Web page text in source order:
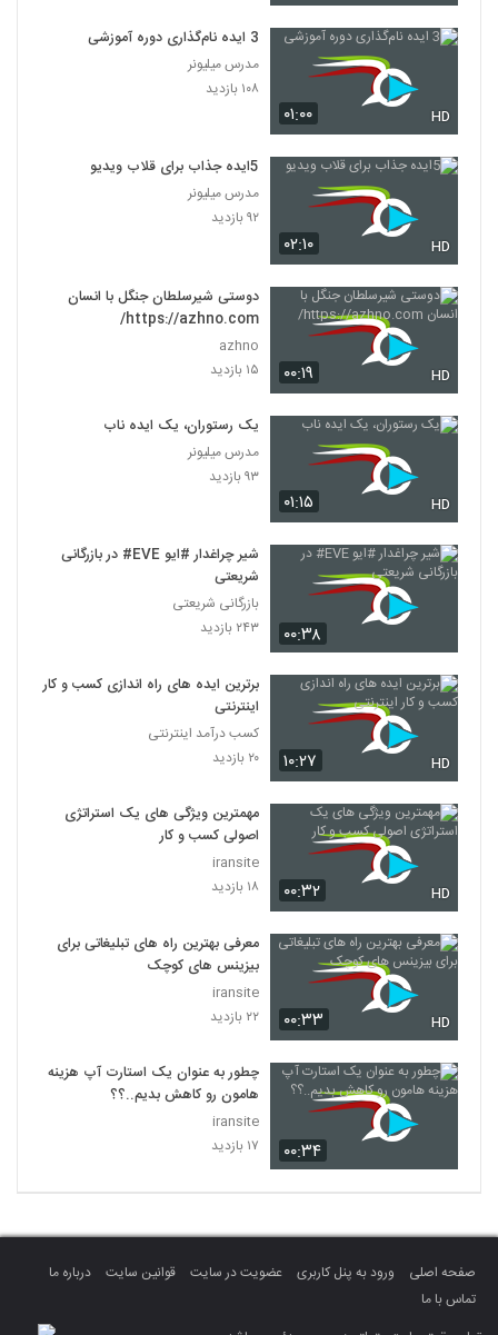
۰۱:۰۰ HD
3 ایده نام‌گذاری دوره آموزشی
مدرس میلیونر
۱۰۸ بازدید
۰۲:۱۰ HD
5ایده جذاب برای قلاب ویدیو
مدرس میلیونر
۹۲ بازدید
۰۰:۱۹ HD
دوستی شیرسلطان جنگل با انسان
https://azhno.com/
azhno
۱۵ بازدید
۰۱:۱۵ HD
یک رستوران، یک ایده ناب
مدرس میلیونر
۹۳ بازدید
۰۰:۳۸
شیر چراغدار #ایو EVE# در بازرگانی
شریعتی
بازرگانی شریعتی
۲۴۳ بازدید
۱۰:۲۷ HD
برترین ایده های راه اندازی کسب و کار
اینترنتی
کسب درآمد اینترنتی
۲۰ بازدید
۰۰:۳۲ HD
مهمترین ویژگی های یک استراتژی
اصولی کسب و کار
iransite
۱۸ بازدید
۰۰:۳۳ HD
معرفی بهترین راه های تبلیغاتی برای
بیزینس های کوچک
iransite
۲۲ بازدید
۰۰:۳۴
چطور به عنوان یک استارت آپ هزینه
هامون رو کاهش بدیم..؟؟
iransite
۱۷ بازدید
صفحه اصلی ورود به پنل کاربری عضویت در سایت قوانین سایت
درباره ما
تماس با ما